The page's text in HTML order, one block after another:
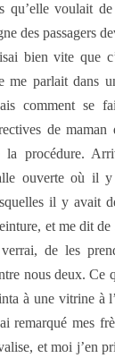
qu’elle voulait
des passagers
bien vite que
me parlait dans
comment se
de
la procédure.
ouverte où il
il y avait
et me dit
de les
nous deux. Ce
à une vitrine à
remarqué mes
et moi j’en